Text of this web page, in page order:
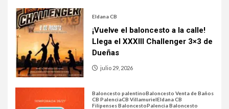
Eldana CB
¡Vuelve el baloncesto a la calle!
Llega el XXXIII Challenger 3×3 de
Dueñas
julio 29, 2026
Baloncesto palentinoBaloncesto Venta de Baños
CB PalenciaCB VillamurielEldana CB
Filipenses BaloncestoPalencia Baloncesto